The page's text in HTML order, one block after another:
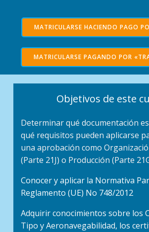
MATRICULARSE HACIENDO PAGO
MATRICULARSE PAGANDO POR
Objetivos de este
Determinar qué documentación
qué requisitos pueden aplicarse
una aprobación como
(Parte 21J) o Producción (Parte
Conocer y aplicar la Normativa
Reglamento (UE) No 748/2012
Adquirir conocimientos sobre los
Tipo y Aeronavegabilidad, los